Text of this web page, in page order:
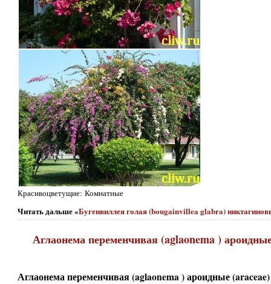
Красивоцветущие: Комнатные
Читать дальше «Бугенвиллея голая (bougainvillea glabra)
Аглаонема переменчивая (aglaonema )
Аглаонема переменчивая (aglaonema ) ароидные